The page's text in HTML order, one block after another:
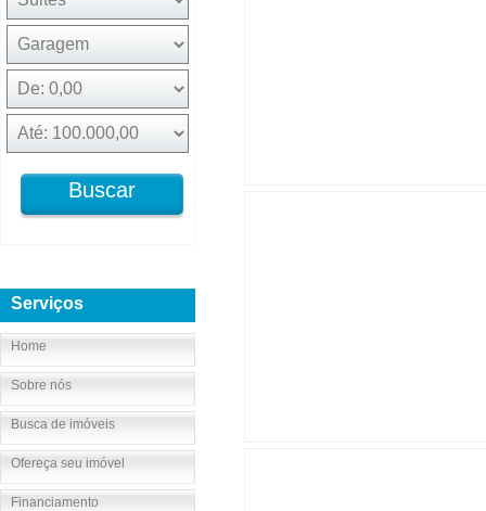
Buscar
Serviços
Home
Sobre nós
Busca de imóveis
Ofereça seu imóvel
Financiamento